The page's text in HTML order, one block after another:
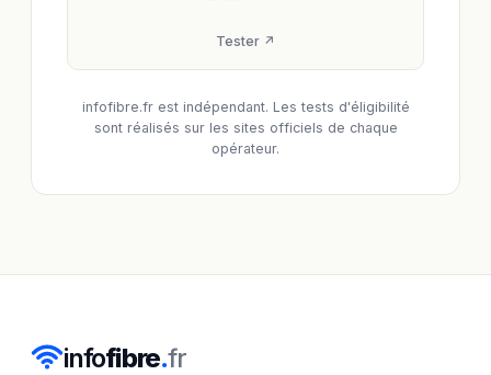
Tester ↗
infofibre.fr est indépendant. Les tests d'éligibilité
sont réalisés sur les sites officiels de chaque
opérateur.
infofibre.fr